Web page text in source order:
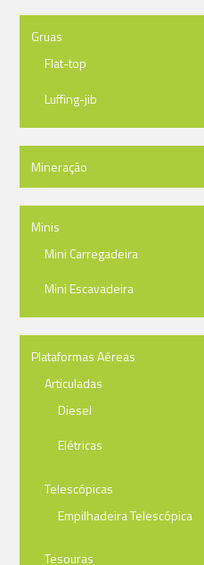
Gruas
Flat-top
Luffing-jib
Mineração
Minis
Mini Carregadeira
Mini Escavadeira
Plataformas Aéreas
Articuladas
Diesel
Elétricas
Telescópicas
Empilhadeira Telescópica
Tesouras